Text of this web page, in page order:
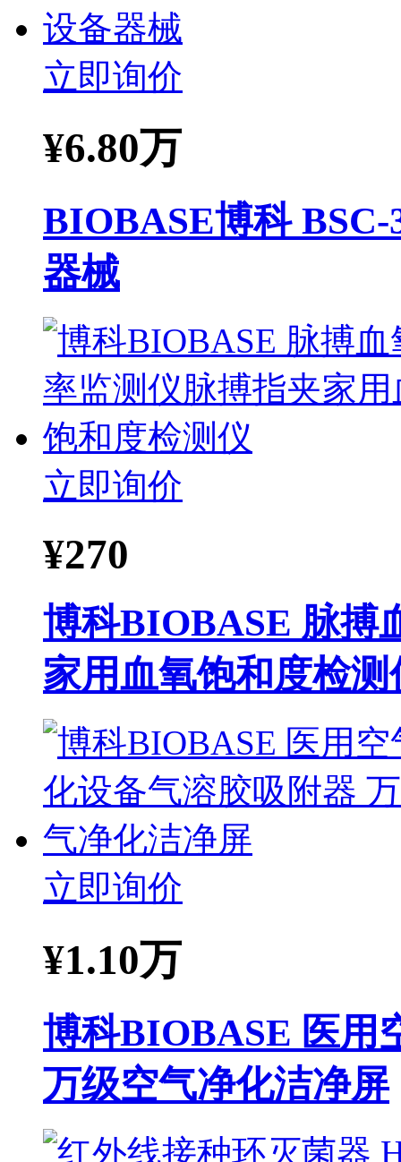
立即询价
¥6.80万
BIOBASE博科
器械
立即询价
¥270
博科BIOBASE 脉搏
家用血氧饱和度检测
立即询价
¥1.10万
博科BIOBASE 医用
万级空气净化洁净屏